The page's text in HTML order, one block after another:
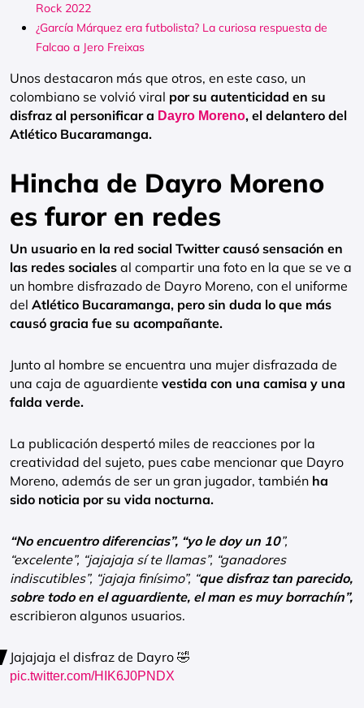
Rock 2022
¿García Márquez era futbolista? La curiosa respuesta de
Falcao a Jero Freixas
Unos destacaron más que otros, en este caso, un
colombiano se volvió viral por su autenticidad en su
disfraz al personificar a Dayro Moreno, el delantero del
Atlético Bucaramanga.
Hincha de Dayro Moreno
es furor en redes
Un usuario en la red social Twitter causó sensación en
las redes sociales al compartir una foto en la que se ve a
un hombre disfrazado de Dayro Moreno, con el uniforme
del Atlético Bucaramanga, pero sin duda lo que más
causó gracia fue su acompañante.
Junto al hombre se encuentra una mujer disfrazada de
una caja de aguardiente vestida con una camisa y una
falda verde.
La publicación despertó miles de reacciones por la
creatividad del sujeto, pues cabe mencionar que Dayro
Moreno, además de ser un gran jugador, también ha
sido noticia por su vida nocturna.
“No encuentro diferencias”, “yo le doy un 10”,
“excelente”, “jajajaja sí te llamas”, “ganadores
indiscutibles”, “jajaja finísimo”, “que disfraz tan parecido,
sobre todo en el aguardiente, el man es muy borrachín”,
escribieron algunos usuarios.
Jajajaja el disfraz de Dayro 🤣
pic.twitter.com/HIK6J0PNDX